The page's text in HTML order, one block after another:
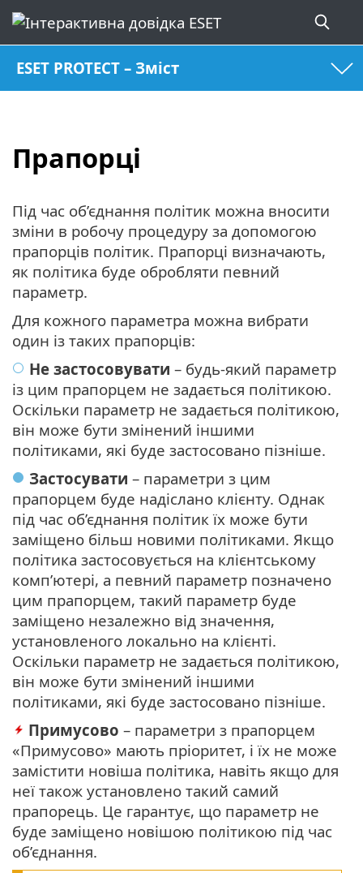
ESET PROTECT – Зміст
Прапорці
Під час об’єднання політик можна вносити
зміни в робочу процедуру за допомогою
прапорців політик. Прапорці визначають,
як політика буде обробляти певний
параметр.
Для кожного параметра можна вибрати
один із таких прапорців:
Не застосовувати – будь-який параметр
із цим прапорцем не задається політикою.
Оскільки параметр не задається політикою,
він може бути змінений іншими
політиками, які буде застосовано пізніше.
Застосувати – параметри з цим
прапорцем буде надіслано клієнту. Однак
під час об’єднання політик їх може бути
заміщено більш новими політиками. Якщо
політика застосовується на клієнтському
комп’ютері, а певний параметр позначено
цим прапорцем, такий параметр буде
заміщено незалежно від значення,
установленого локально на клієнті.
Оскільки параметр не задається політикою,
він може бути змінений іншими
політиками, які буде застосовано пізніше.
Примусово – параметри з прапорцем
«Примусово» мають пріоритет, і їх не може
замістити новіша політика, навіть якщо для
неї також установлено такий самий
прапорець. Це гарантує, що параметр не
буде заміщено новішою політикою під час
об’єднання.